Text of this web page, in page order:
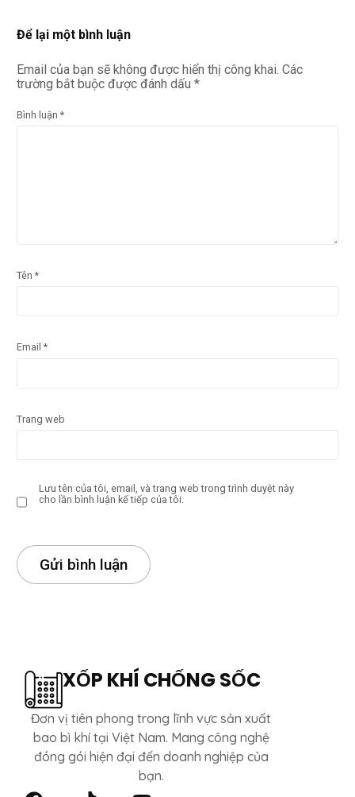
Để lại một bình luận
Email của bạn sẽ không được hiển thị công khai. Các
trường bắt buộc được đánh dấu*
Bình luận*
Tên*
Email*
Trang web
Lưu tên của tôi, email, và trang web trong trình duyệt này
cho lần bình luận kế tiếp của tôi.
XỐP KHÍ CHỐNG SỐC
Đơn vị tiên phong trong lĩnh vực sản xuất
bao bì khí tại Việt Nam. Mang công nghệ
đóng gói hiện đại đến doanh nghiệp của
bạn.